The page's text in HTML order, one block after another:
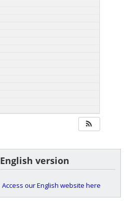
English version
Access our English website here